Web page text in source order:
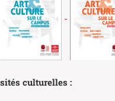
culturelles :